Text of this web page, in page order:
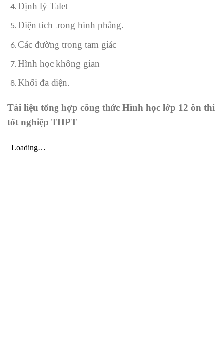
Định lý Talet
Diện tích trong hình phẳng.
Các đường trong tam giác
Hình học không gian
Khối đa diện.
Tài liệu tổng hợp công thức Hình học lớp 12 ôn thi
tốt nghiệp THPT